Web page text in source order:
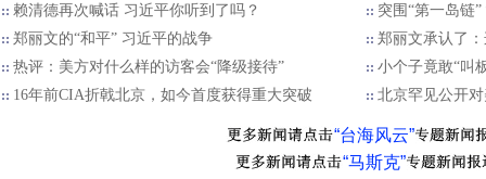
赖清德再次喊话 习近平你听到了吗？
突围“第一岛链
郑丽文的“和平” 习近平的战争
郑丽文承认了
热评：美方对什么样的访客会“降级接待”
小个子竟敢“叫
16年前CIA折戟北京，如今首度获得重大突破
北京罕见公开
“台海风云”
“马斯克”